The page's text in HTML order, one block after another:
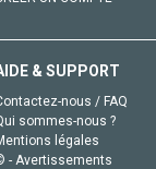
& SUPPORT
nous / FAQ
sommes-nous ?
légales
- Avertissements